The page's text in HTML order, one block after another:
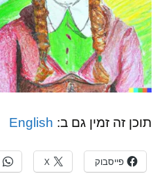
תוכן זה זמין גם ב: English
פייסבוק X